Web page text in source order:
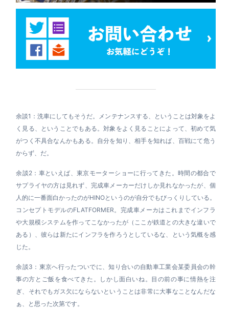
余談1：洗車にしてもそうだ。メンテナンスする、ということは対象をよ
く見る、ということでもある。対象をよく見ることによって、初めて気
がつく不具合なんかもある。自分を知り、相手を知れば、百戦にて危う
からず、だ。
余談2：車といえば、東京モーターショーに行ってきた。時間の都合で
サプライヤの方は見れず、完成車メーカーだけしか見れなかったが、個
人的に一番面白かったのがHINOというのが自分でもびっくりしている。
コンセプトモデルのFLATFORMER。完成車メーカはこれまでインフラ
や大規模システムを作ってこなかったが（ここが鉄道との大きな違いで
ある）、彼らは新たにインフラを作ろうとしているな、という気概を感
じた。
余談3：東京へ行ったついでに、知り合いの自動車工業会某委員会の幹
事の方とご飯を食べてきた。しかし面白いね。目の前の事に情熱を注
ぎ、それでもガス欠にならないということは非常に大事なことなんだな
ぁ、と思った次第です。